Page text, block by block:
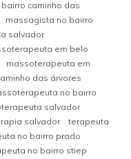
caminho das
massagista no bairro
salvador
em belo
massoterapeuta em
das árvores
no bairro
salvador
salvador
terapeuta
no bairro prado
no bairro stiep